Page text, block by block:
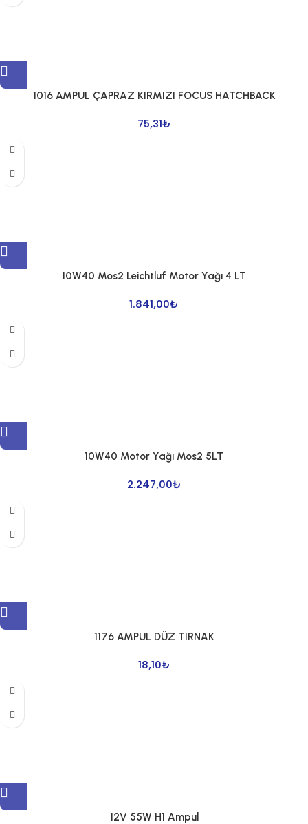
1016 AMPUL ÇAPRAZ KIRMIZI FOCUS HATCHBACK
75,31₺
10W40 Mos2 Leichtluf Motor Yağı 4 LT
1.841,00₺
10W40 Motor Yağı Mos2 5LT
2.247,00₺
1176 AMPUL DÜZ TIRNAK
18,10₺
12V 55W H1 Ampul